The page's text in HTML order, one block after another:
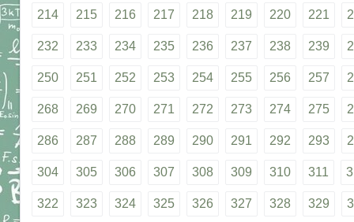
214 215 216 217 218 219 220 221
232 233 234 235 236 237 238 239
250 251 252 253 254 255 256 257
268 269 270 271 272 273 274 275
286 287 288 289 290 291 292 293
304 305 306 307 308 309 310 311
322 323 324 325 326 327 328 329